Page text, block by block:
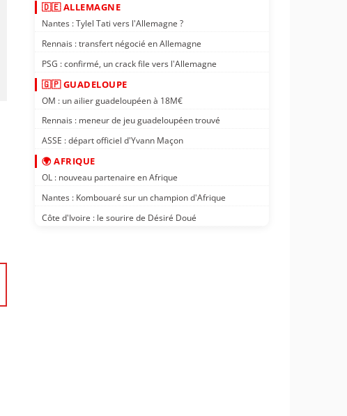
🇩🇪 ALLEMAGNE
Nantes : Tylel Tati vers l'Allemagne ?
Rennais : transfert négocié en Allemagne
PSG : confirmé, un crack file vers l'Allemagne
🇬🇵 GUADELOUPE
OM : un ailier guadeloupéen à 18M€
Rennais : meneur de jeu guadeloupéen trouvé
ASSE : départ officiel d'Yvann Maçon
🌍 AFRIQUE
OL : nouveau partenaire en Afrique
Nantes : Kombouaré sur un champion d'Afrique
Côte d'Ivoire : le sourire de Désiré Doué